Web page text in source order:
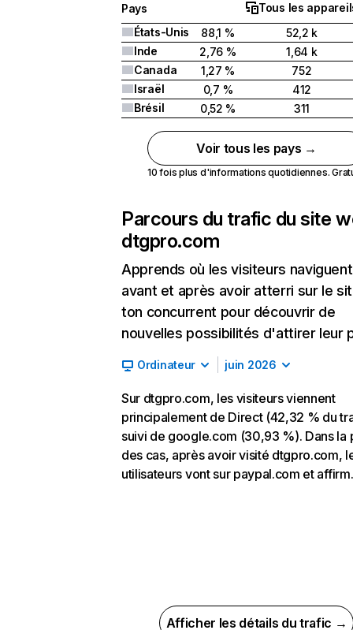
Pays
Tous les
États-Unis
88,1 %
52,2 k
Inde
2,76 %
1,64 k
Canada
1,27 %
752
Israël
0,7 %
412
Brésil
0,52 % 311
Voir tous les pays →
10 fois plus d'informations quotidiennes.
Parcours du trafic du site
dtgpro.com
Apprends où les visiteurs naviguent
avant et après avoir atterri sur le
ton concurrent pour découvrir de
nouvelles possibilités d'attirer leur
Ordinateur juin 2026
Sur dtgpro.com, les visiteurs viennent
principalement de Direct (42,32 % du
suivi de google.com (30,93 %). Dans la
des cas, après avoir visité dtgpro.com,
utilisateurs vont sur paypal.com et
Afficher les détails du trafic →